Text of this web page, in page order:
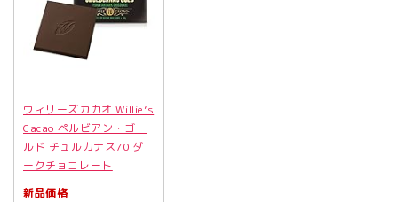
ウィリーズカカオ Willie’s
Cacao ペルビアン・ゴー
ルド チュルカナス70 ダ
ークチョコレート
新品価格